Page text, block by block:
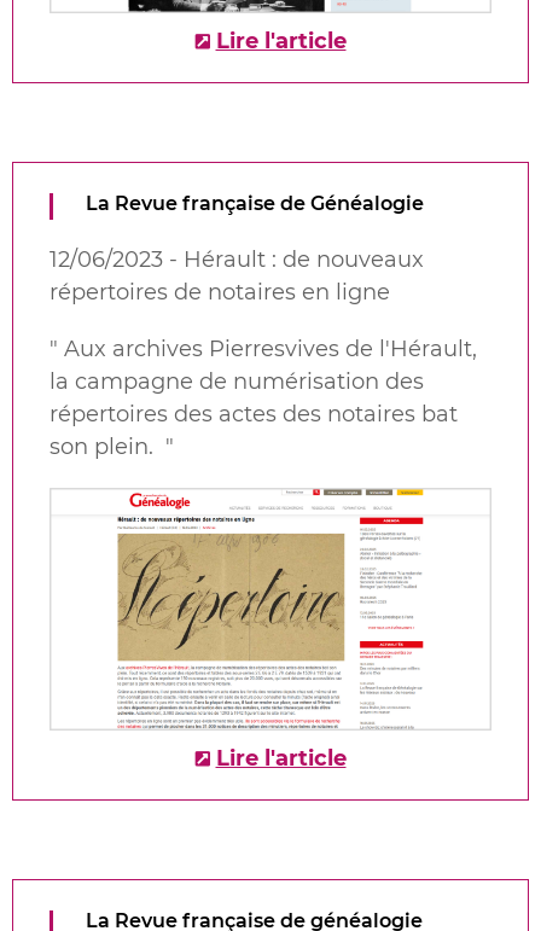
Lire l'article
La Revue française de Généalogie
12/06/2023 - Hérault : de nouveaux
répertoires de notaires en ligne
" Aux archives Pierresvives de l'Hérault,
la campagne de numérisation des
répertoires des actes des notaires bat
son plein. "
Lire l'article
La Revue française de généalogie